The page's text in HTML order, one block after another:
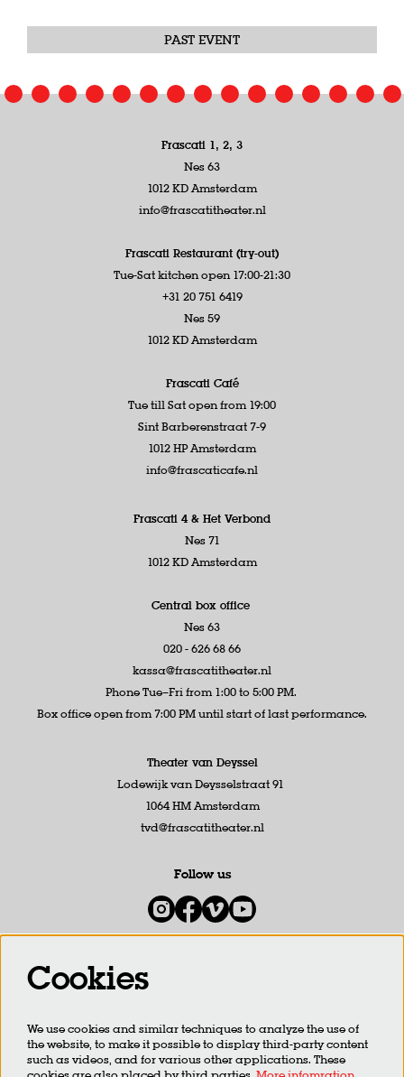
PAST EVENT
Frascati 1, 2, 3
Nes 63
1012 KD Amsterdam
info@frascatitheater.nl
Frascati Restaurant (try-out)
Tue-Sat kitchen open 17:00-21:30
+31 20 751 6419
Nes 59
1012 KD Amsterdam
Frascati Café
Tue till Sat open from 19:00
Sint Barberenstraat 7-9
1012 HP Amsterdam
info@frascaticafe.nl
Frascati 4 & Het Verbond
Nes 71
1012 KD Amsterdam
Central box office
Nes 63
020 - 626 68 66
kassa@frascatitheater.nl
Phone Tue–Fri from 1:00 to 5:00 PM.
Box office open from 7:00 PM until start of last performance.
Theater van Deyssel
Lodewijk van Deysselstraat 91
1064 HM Amsterdam
tvd@frascatitheater.nl
Follow us
SIGN UP
Cookies
We use cookies and similar techniques to analyze the use of
the website, to make it possible to display third-party content
such as videos, and for various other applications. These